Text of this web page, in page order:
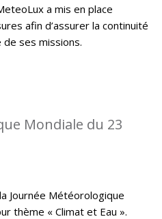
a mis en place
afin d’assurer la continuité
de ses missions.
Mondiale du 23
Journée Météorologique
thème « Climat et Eau ».